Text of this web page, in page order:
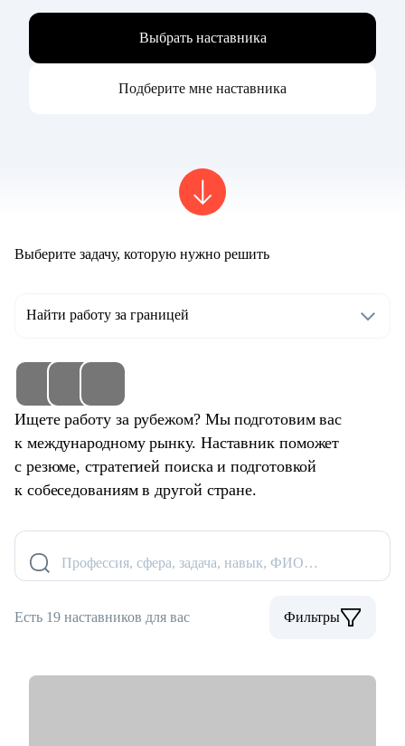
Выбрать наставника
Подберите мне наставника
Выберите задачу, которую нужно решить
Найти работу за границей
Ищете работу за рубежом? Мы подготовим вас
к международному рынку. Наставник поможет
с резюме, стратегией поиска и подготовкой
к собеседованиям в другой стране.
Профессия, сфера, задача, навык, ФИО…
Есть 19 наставников для вас Фильтры